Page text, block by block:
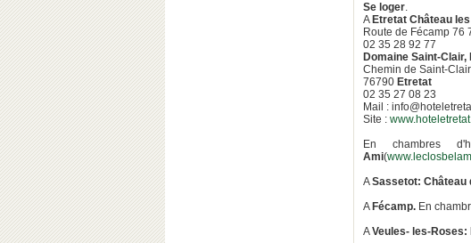
Se loger.
A Etretat Château
Route de Fécamp 76
02 35 28 92 77
Domaine Saint-
Chemin de Saint-Clair
76790 Etretat
02 35 27 08 23
Mail :
Site :
En chambres
Ami(
ASassetot: Château
A Fécamp. En
AVeules- les-